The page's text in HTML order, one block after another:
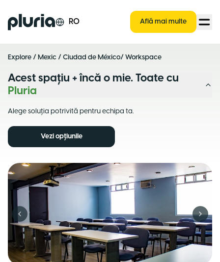
Logo Pluria RO Află mai multe
Explore / Mexic / Ciudad de México/ Workspace
Acest spațiu + încă o mie. Toate cu
Pluria
Alege soluția potrivită pentru echipa ta.
Vezi opțiunile
Previous slide Next